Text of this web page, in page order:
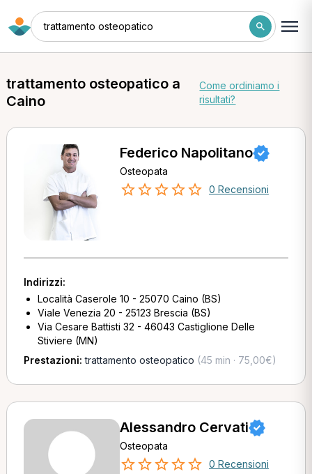
trattamento osteopatico
trattamento osteopatico a
Caino
Come ordiniamo i
risultati?
Federico Napolitano
Osteopata
0 Recensioni
Indirizzi:
Località Caserole 10 - 25070 Caino (BS)
Viale Venezia 20 - 25123 Brescia (BS)
Via Cesare Battisti 32 - 46043 Castiglione Delle
Stiviere (MN)
Prestazioni:trattamento osteopatico (45 min · 75,00€)
Alessandro Cervati
Osteopata
0 Recensioni